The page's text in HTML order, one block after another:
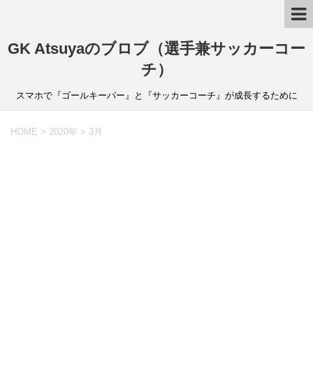
GK Atsuyaのブロブ（選手兼サッカーコー
チ）
スマホで『ゴールキーパー』と『サッカーコーチ』が成長するために
HOME > 2020年 > 3月